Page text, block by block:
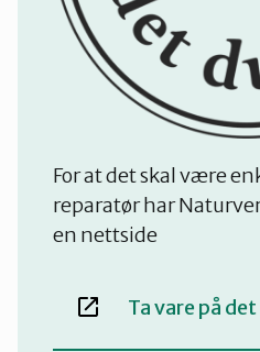
For at det skal være
reparatør har
en nettside
Ta vare på